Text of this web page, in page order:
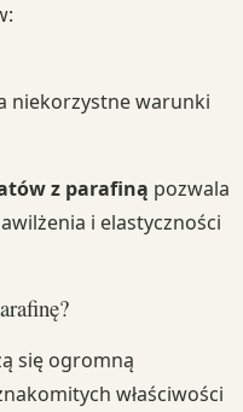
niekorzystne warunki
z parafiną pozwala
i elastyczności
się ogromną
właściwości